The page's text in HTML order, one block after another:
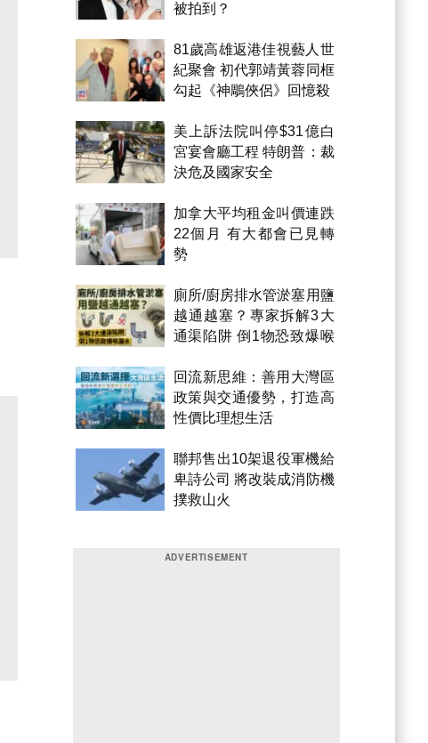
被拍到？
81歲高雄返港佳視藝人世
紀聚會 初代郭靖黃蓉同框
勾起《神鵰俠侶》回憶殺
美上訴法院叫停$31億白
宮宴會廳工程 特朗普：裁
決危及國家安全
加拿大平均租金叫價連跌
22個月 有大都會已見轉
勢
廁所/廚房排水管淤塞用鹽
越通越塞？專家拆解3大
通渠陷阱 倒1物恐致爆喉
回流新思維：善用大灣區
政策與交通優勢，打造高
性價比理想生活
聯邦售出10架退役軍機給
卑詩公司 將改裝成消防機
撲救山火